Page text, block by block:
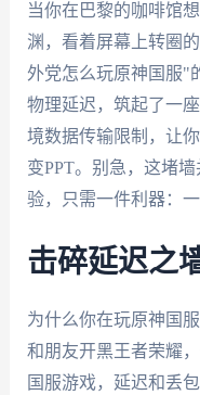
当你在巴黎的咖啡馆
渊，看着屏幕上转圈
外党怎么玩原神国服"
物理延迟，筑起了一
境数据传输限制，让
变PPT。别急，这堵
验，只需一件利器：
击碎延迟之
为什么你在玩原神国
和朋友开黑王者荣耀
国服游戏，延迟和丢